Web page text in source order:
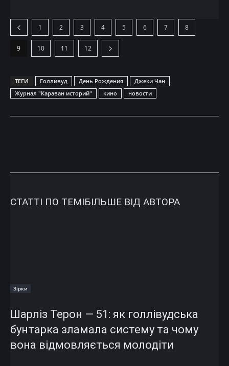
1 2 3 4 5 6 7 8
9 10 11 12
ТЕГИ Голливуд День Рождения
Джеки Чан
Журнал "Караван историй"
кино новости
СТАТТІ ПО ТЕМІБІЛЬШЕ ВІД АВТОРА
Зірки
Шарліз Терон — 51: як голлівудська
бунтарка зламала систему та чому
вона відмовляється молодіти